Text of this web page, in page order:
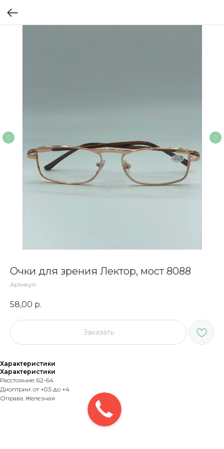
Очки для зрения Лектор, мост 8088
Артикул:
58,00 р.
Заказать
Характеристики
Характеристики
Расстояние: 62-64
Диоптрии: от +0.5 до +4
Оправа: Железная